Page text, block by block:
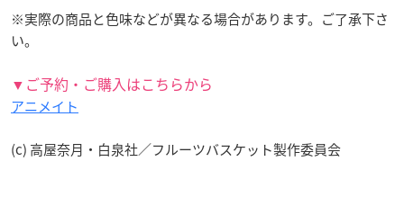
※実際の商品と色味などが異なる場合があります。ご了承下さ
い。
▼ご予約・ご購入はこちらから
アニメイト
(c) 高屋奈月・白泉社／フルーツバスケット製作委員会